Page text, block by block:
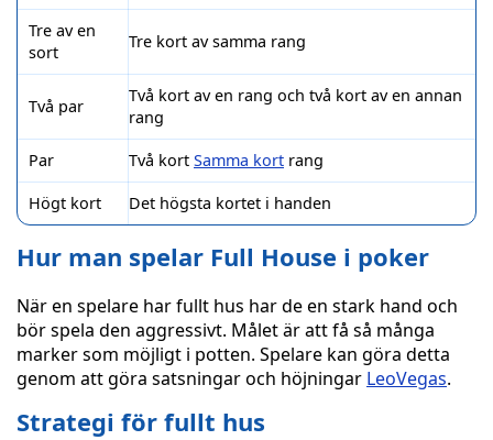
Tre av en
sort
Tre kort av samma rang
Två par
Två kort av en rang och två kort av en annan
rang
Par Två kort Samma kort rang
Högt kort Det högsta kortet i handen
Hur man spelar Full House i poker
När en spelare har fullt hus har de en stark hand och
bör spela den aggressivt. Målet är att få så många
marker som möjligt i potten. Spelare kan göra detta
genom att göra satsningar och höjningar LeoVegas.
Strategi för fullt hus